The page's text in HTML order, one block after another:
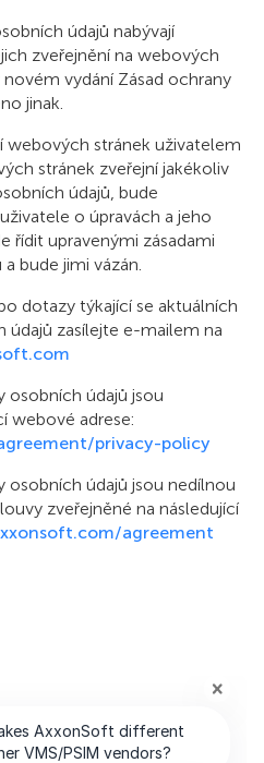
údajů nabývají
zveřejnění na webových
vydání Zásad ochrany
jinak.
webových stránek uživatelem
stránek zveřejní jakékoliv
údajů, bude
o úpravách a jeho
řídit upravenými zásadami
bude jimi vázán.
dotazy týkající se aktuálních
údajů zasílejte e-mailem na
osobních údajů jsou
webové adrese:
privacy-policy
osobních údajů jsou nedílnou
zveřejněné na následující
agreement